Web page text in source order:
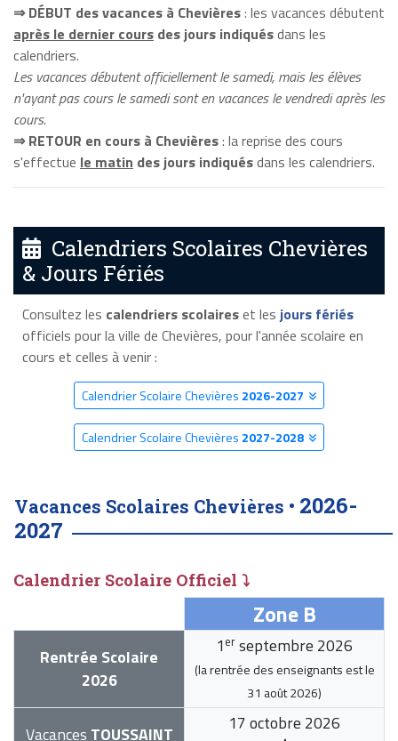
⇒ DÉBUT des vacances à Chevières: les vacances débutent
après le dernier cours des jours indiquésdans les
calendriers.
Les vacances débutent officiellement le samedi, mais les élèves
n'ayant pas cours le samedi sont en vacances le vendredi après les
cours.
⇒ RETOUR en cours à Chevières: la reprise des cours
s'effectue le matin des jours indiquésdans les calendriers.
Calendriers Scolaires Chevières
& Jours Fériés
Consultez les calendriers scolaireset les jours fériés
officiels pour la ville de Chevières, pour l'année scolaire en
cours et celles à venir :
Calendrier Scolaire Chevières 2026-2027
Calendrier Scolaire Chevières 2027-2028
Vacances Scolaires Chevières • 2026-
2027
Calendrier Scolaire Officiel ⤵
Zone B
Rentrée Scolaire
2026
1 er septembre 2026
(la rentrée des enseignants est le
31 août 2026)
Vacances TOUSSAINT 17 octobre 2026